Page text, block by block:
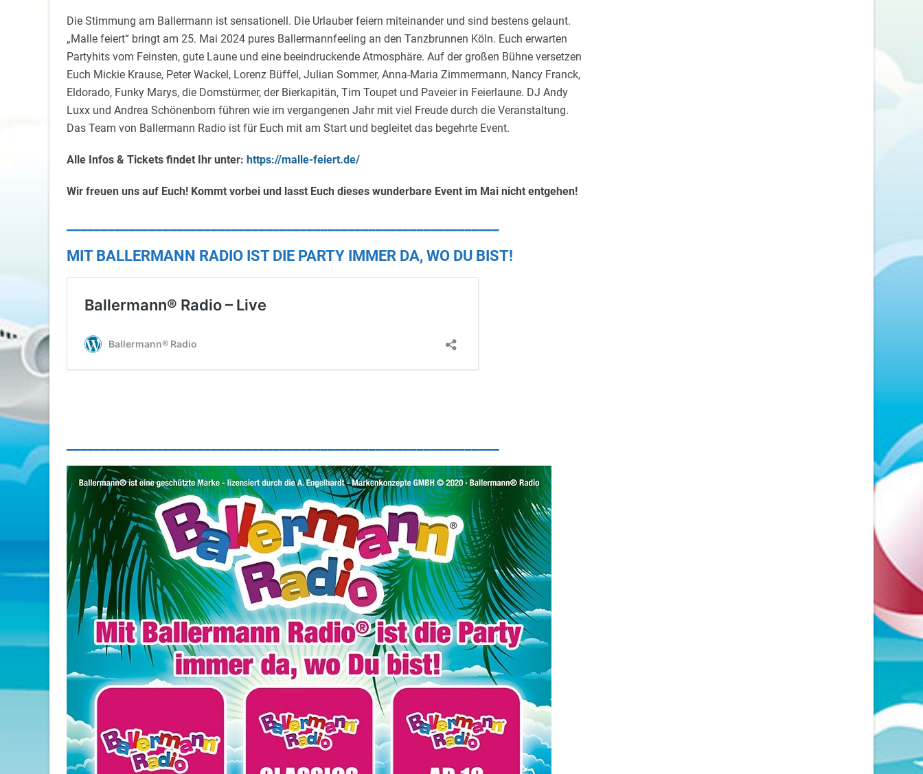
Die Stimmung am Ballermann ist sensationell. Die Urlauber feiern miteinander und sind bestens gelaunt.
„Malle feiert“ bringt am 25. Mai 2024 pures Ballermannfeeling an den Tanzbrunnen Köln. Euch erwarten
Partyhits vom Feinsten, gute Laune und eine beeindruckende Atmosphäre. Auf der großen Bühne versetzen
Euch Mickie Krause, Peter Wackel, Lorenz Büffel, Julian Sommer, Anna-Maria Zimmermann, Nancy Franck,
Eldorado, Funky Marys, die Domstürmer, der Bierkapitän, Tim Toupet und Paveier in Feierlaune. DJ Andy
Luxx und Andrea Schönenborn führen wie im vergangenen Jahr mit viel Freude durch die Veranstaltung.
Das Team von Ballermann Radio ist für Euch mit am Start und begleitet das begehrte Event.
Alle Infos & Tickets findet Ihr unter: https://malle-feiert.de/
Wir freuen uns auf Euch! Kommt vorbei und lasst Euch dieses wunderbare Event im Mai nicht entgehen!
MIT BALLERMANN RADIO IST DIE PARTY IMMER DA, WO DU BIST!